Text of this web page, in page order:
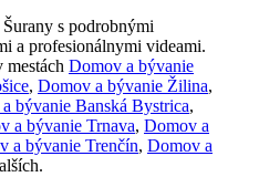
s podrobnými
a profesionálnymi videami.
Domov a bývanie
, Domov a bývanie Žilina,
bývanie Banská Bystrica,
a bývanie Trnava, Domov a
a bývanie Trenčín, Domov a